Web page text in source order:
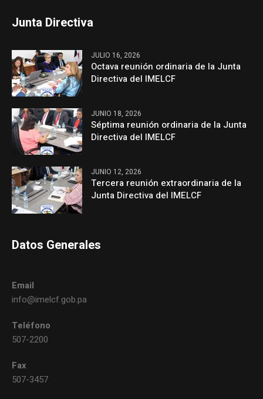
Junta Directiva
JULIO 16, 2026
Octava reunión ordinaria de la Junta
Directiva del IMELCF
JUNIO 18, 2026
Séptima reunión ordinaria de la Junta
Directiva del IMELCF
JUNIO 12, 2026
Tercera reunión extraordinaria de la
Junta Directiva del IMELCF
Datos Generales
Email
info@imelcf.gob.pa
Teléfono
507-2200
Fax
507-3457